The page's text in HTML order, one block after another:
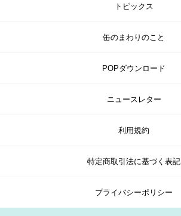
トピックス
缶のまわりのこと
POPダウンロード
ニュースレター
利用規約
特定商取引法に基づく表記
プライバシーポリシー